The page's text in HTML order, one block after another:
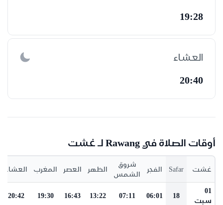
19:28
العشاء
20:40
أوقات الصلاة في Rawang لـ غشت
غشت Safar الفجر
شروق
الشمس
الظهر العصر المغرب العشاء
01
سبت
18
06:01
07:11
13:22
16:43
19:30
20:42